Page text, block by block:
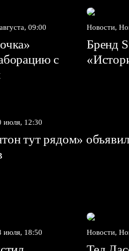
09:00
с
Новости,
Бренд
июля, 12:30
тут рядом»
июля, 18:50 Новости,